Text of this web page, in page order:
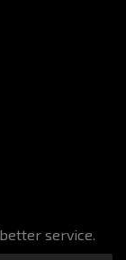
service.
F.a.q